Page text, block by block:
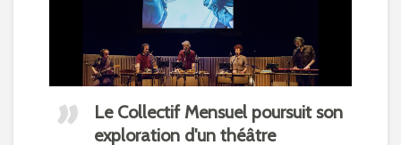
Le Collectif Mensuel poursuit son
exploration d'un théâtre